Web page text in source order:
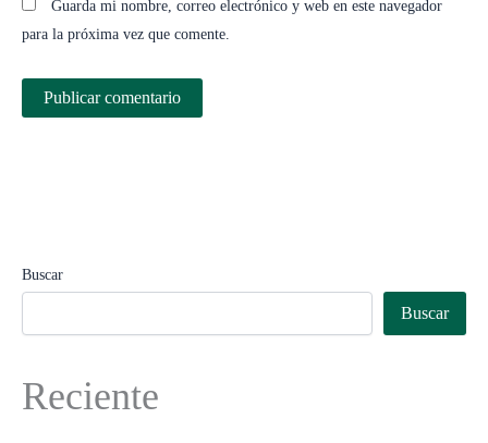
Guarda mi nombre, correo electrónico y web en este navegador
para la próxima vez que comente.
Buscar
Buscar
Reciente